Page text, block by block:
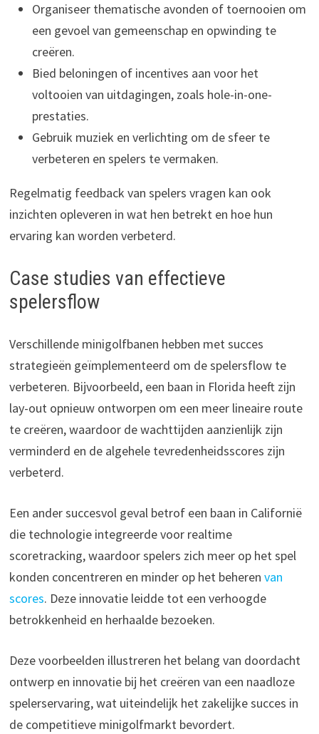
Organiseer thematische avonden of toernooien om
een gevoel van gemeenschap en opwinding te
creëren.
Bied beloningen of incentives aan voor het
voltooien van uitdagingen, zoals hole-in-one-
prestaties.
Gebruik muziek en verlichting om de sfeer te
verbeteren en spelers te vermaken.
Regelmatig feedback van spelers vragen kan ook
inzichten opleveren in wat hen betrekt en hoe hun
ervaring kan worden verbeterd.
Case studies van effectieve
spelersflow
Verschillende minigolfbanen hebben met succes
strategieën geïmplementeerd om de spelersflow te
verbeteren. Bijvoorbeeld, een baan in Florida heeft zijn
lay-out opnieuw ontworpen om een meer lineaire route
te creëren, waardoor de wachttijden aanzienlijk zijn
verminderd en de algehele tevredenheidsscores zijn
verbeterd.
Een ander succesvol geval betrof een baan in Californië
die technologie integreerde voor realtime
scoretracking, waardoor spelers zich meer op het spel
konden concentreren en minder op het beheren van
scores. Deze innovatie leidde tot een verhoogde
betrokkenheid en herhaalde bezoeken.
Deze voorbeelden illustreren het belang van doordacht
ontwerp en innovatie bij het creëren van een naadloze
spelerservaring, wat uiteindelijk het zakelijke succes in
de competitieve minigolfmarkt bevordert.